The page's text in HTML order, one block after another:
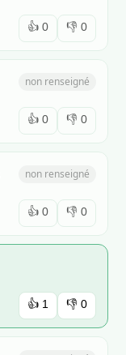
👍 0 👎 0
non renseigné
👍 0 👎 0
non renseigné
👍 0 👎 0
👍 1 👎 0